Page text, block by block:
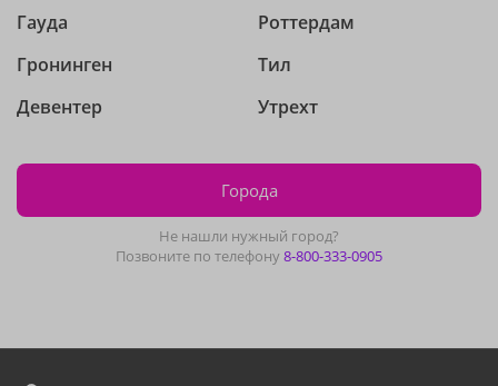
Гауда
Гронинген
Девентер
Роттердам
Тил
Утрехт
Города
Не нашли нужный город?
Позвоните по телефону8-800-333-0905